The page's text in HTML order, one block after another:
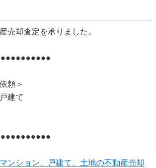
売却査定を承りました。
頼＞
建て
ンション、戸建て、土地の不動産売却